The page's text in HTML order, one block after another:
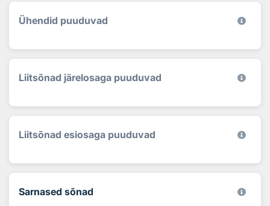
Ühendid puuduvad
Liitsõnad järelosaga puuduvad
Liitsõnad esiosaga puuduvad
Sarnased sõnad